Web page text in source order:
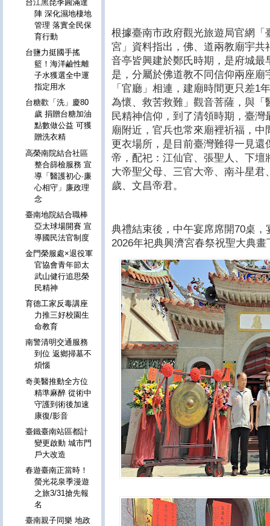
根據臺南市政府觀光旅遊局官網
宮」資料指出，佛、道兩教廟宇
音亭皆興建於鄭氏時期，是府城
是，分屬於佛道教不同信仰兩座
「官廳」相連，建廟時間更只差1
為懷、救苦救難」觀音菩薩，與
民精神信仰，到了清領時期，臺
廟附近，官兵也常來廟裡祈福，
更衣場所，是目前臺灣難得一見
帝，配祀：江仙官、張聖人、下
大帝聖父母、三官大帝、南斗星
歲、文昌帝君。
典禮結束後，中午宴席席開70桌
2026年祀典興濟宮春祭祝聖大典
台江黑琵季圓滿達
陣 深化濕地棲地
管理 落實全民保
育行動
台鹽力挺國手搖
籃！海洋鹼性離
子水獲選全中運
指定用水
台糖歡「洗」慶80
歲 捐贈台糖加油
點數做公益 可獲
贈洗衣精
高榮南院結合社區
整合篩檢服務 宣
導「醫護初心·廉
心相守」廉政理
念
臺南地院結合職棒
亞太球場開賽 宣
導國民法官制度
金門榮服處×退役軍
官協會青年節太
武山健行追思榮
民精神
育德工家反毒講座
力推三好校園生
命教育
南警清明交通服務
到位 返鄉掃墓不
煩惱
奇美醫推動全方位
精準麻醉 從術中
守護到術後加速
康復/影音
臺鐵臺南站區都計
變更啟動 城市門
戶大改造
春遊臺南正當時！
螢光花泉季漫遊
之旅3/31搶先報
名
臺南親子同樂 地政